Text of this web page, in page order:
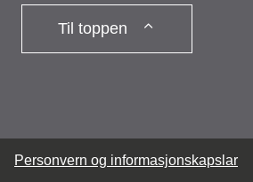
Til toppen
Personvern og informasjonskapslar